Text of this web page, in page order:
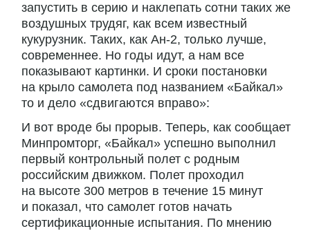
запустить в серию и наклепать сотни таких же
воздушных трудяг, как всем известный
кукурузник. Таких, как Ан-2, только лучше,
современнее. Но годы идут, а нам все
показывают картинки. И сроки постановки
на крыло самолета под названием «Байкал»
то и дело «сдвигаются вправо»:
И вот вроде бы прорыв. Теперь, как сообщает
Минпромторг, «Байкал» успешно выполнил
первый контрольный полет с родным
российским движком. Полет проходил
на высоте 300 метров в течение 15 минут
и показал, что самолет готов начать
сертификационные испытания. По мнению